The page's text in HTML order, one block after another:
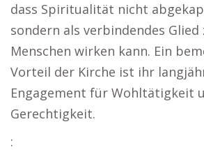
dass Spiritualität nicht
sondern als verbindendes Glied
Menschen wirken kann. Ein
Vorteil der Kirche ist ihr
Engagement für Wohltätigkeit
Gerechtigkeit.
: